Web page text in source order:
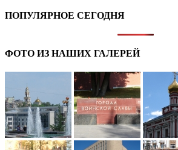
ПОПУЛЯРНОЕ СЕГОДНЯ
ФОТО ИЗ НАШИХ ГАЛЕРЕЙ